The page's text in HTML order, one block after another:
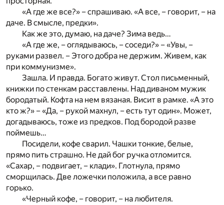
«А где же все?» – спрашиваю. «А все, – говорит, – на
даче. В смысле, предки».
Как же это, думаю, на даче? Зима ведь…
«А где же, – оглядываюсь, – соседи?» – «Увы, –
руками развел. – Этого добра не держим. Живем, как
при коммунизме».
Зашла. И правда. Богато живут. Стол письменный,
книжки по стенкам расставлены. Над диваном мужик
бородатый. Кофта на нем вязаная. Висит в рамке. «А это
кто ж?» – «Да, – рукой махнул, – есть тут один». Может,
догадываюсь, тоже из предков. Под бородой разве
поймешь…
Посидели, кофе сварил. Чашки тонкие, белые,
прямо пить страшно. Не дай бог ручка отломится.
«Сахар, – подвигает, – клади». Глотнула, прямо
сморщилась. Две ложечки положила, а все равно
горько.
«Черный кофе, – говорит, – на любителя.